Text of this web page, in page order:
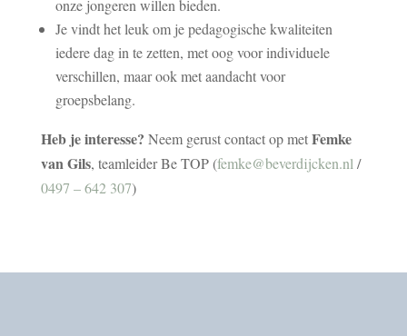
onze jongeren willen bieden.
Je vindt het leuk om je pedagogische kwaliteiten
iedere dag in te zetten, met oog voor individuele
verschillen, maar ook met aandacht voor
groepsbelang.
Heb je interesse? Neem gerust contact op metFemke
van Gils, teamleider Be TOP (femke@beverdijcken.nl /
0497 – 642 307)